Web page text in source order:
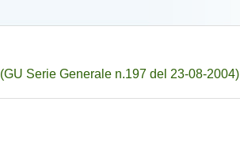
(GU Serie Generale n.197 del 23-08-2004)